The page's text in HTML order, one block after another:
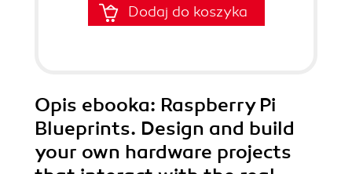
Dodaj do koszyka
Opis ebooka: Raspberry Pi
Blueprints. Design and build
your own hardware projects